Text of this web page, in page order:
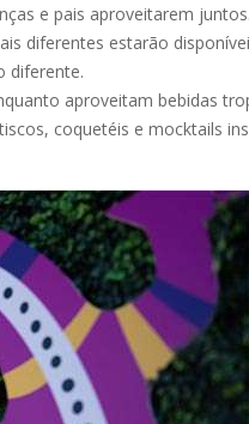
e pais aproveitarem juntos.
diferentes estarão
diferente.
aproveitam bebidas
coquetéis e mocktails